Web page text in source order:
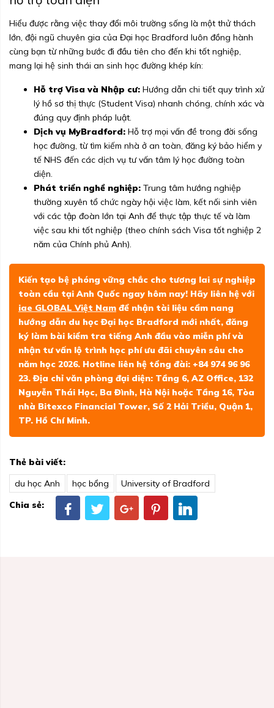
Hiểu được rằng việc thay đổi môi trường sống là một thử thách
lớn, đội ngũ chuyên gia của Đại học Bradford luôn đồng hành
cùng bạn từ những bước đi đầu tiên cho đến khi tốt nghiệp,
mang lại hệ sinh thái an sinh học đường khép kín:
Hỗ trợ Visa và Nhập cư: Hướng dẫn chi tiết quy trình xử
lý hồ sơ thị thực (Student Visa) nhanh chóng, chính xác và
đúng quy định pháp luật.
Dịch vụ MyBradford: Hỗ trợ mọi vấn đề trong đời sống
học đường, từ tìm kiếm nhà ở an toàn, đăng ký bảo hiểm y
tế NHS đến các dịch vụ tư vấn tâm lý học đường toàn
diện.
Phát triển nghề nghiệp: Trung tâm hướng nghiệp
thường xuyên tổ chức ngày hội việc làm, kết nối sinh viên
với các tập đoàn lớn tại Anh để thực tập thực tế và làm
việc sau khi tốt nghiệp (theo chính sách Visa tốt nghiệp 2
năm của Chính phủ Anh).
Kiến tạo bệ phóng vững chắc cho tương lai sự nghiệp
toàn cầu tại Anh Quốc ngay hôm nay! Hãy liên hệ với
iae GLOBAL Việt Nam để nhận tài liệu cẩm nang
hướng dẫn du học Đại học Bradford mới nhất, đăng
ký làm bài kiểm tra tiếng Anh đầu vào miễn phí và
nhận tư vấn lộ trình học phí ưu đãi chuyên sâu cho
năm học 2026. Hotline liên hệ tổng đài: +84 974 96 96
23. Địa chỉ văn phòng đại diện: Tầng 6, AZ Office, 132
Nguyễn Thái Học, Ba Đình, Hà Nội hoặc Tầng 16, Tòa
nhà Bitexco Financial Tower, Số 2 Hải Triều, Quận 1,
TP. Hồ Chí Minh.
Thẻ bài viết:
du học Anh
học bổng
University of Bradford
Chia sẻ: